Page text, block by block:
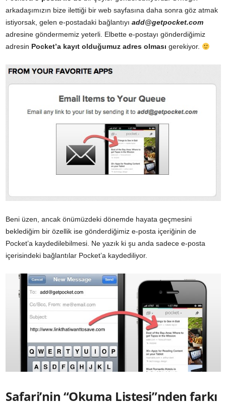
arkadaşımızın bize ilettiği bir web sayfasına daha sonra göz atmak
istiyorsak, gelen e-postadaki bağlantıyı add@getpocket.com
adresine göndermemiz yeterli. Elbette e-postayı gönderdiğimiz
adresin Pocket’a kayıt olduğumuz adres olması gerekiyor.
Beni üzen, ancak önümüzdeki dönemde hayata geçmesini
beklediğim bir özellik ise gönderdiğimiz e-posta içeriğinin de
Pocket’a kaydedilebilmesi. Ne yazık ki şu anda sadece e-posta
içerisindeki bağlantılar Pocket’a kaydediliyor.
Safari’nin “Okuma Listesi”nden farkı